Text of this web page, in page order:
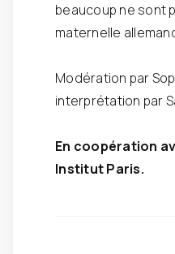
beaucoup ne sont
maternelle
Modération par
interprétation par
En coopération
Institut Paris.